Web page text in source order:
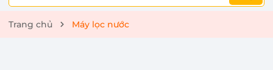
Trang chủ Máy lọc nước